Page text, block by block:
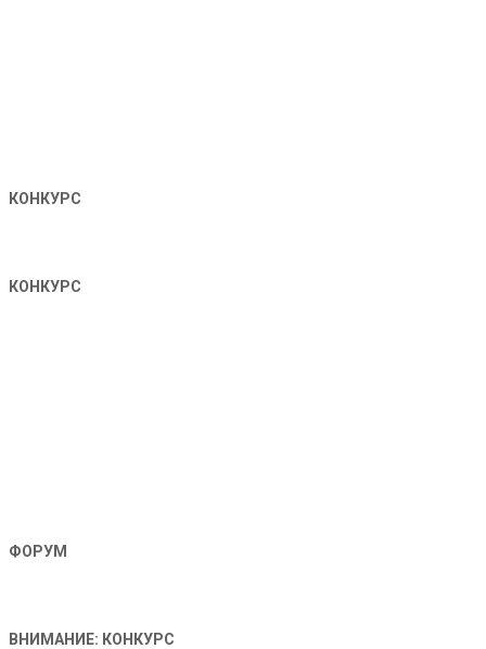
КОНКУРС
КОНКУРС
ФОРУМ
ВНИМАНИЕ: КОНКУРС